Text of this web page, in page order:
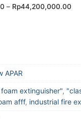
– Rp44,200,000.00
APAR
extinguisher",
afff, industrial fire